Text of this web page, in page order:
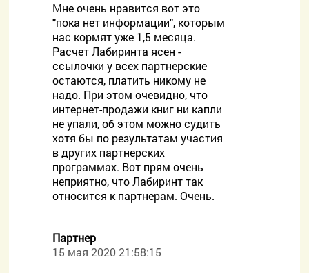
Мне очень нравится вот это
"пока нет информации", которым
нас кормят уже 1,5 месяца.
Расчет Лабиринта ясен -
ссылочки у всех партнерские
остаются, платить никому не
надо. При этом очевидно, что
интернет-продажи книг ни капли
не упали, об этом можно судить
хотя бы по результатам участия
в других партнерских
программах. Вот прям очень
неприятно, что Лабиринт так
относится к партнерам. Очень.
Партнер
15 мая 2020 21:58:15